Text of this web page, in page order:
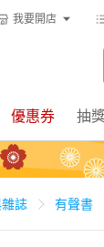
我要開店
優惠券 抽
誌 有聲書